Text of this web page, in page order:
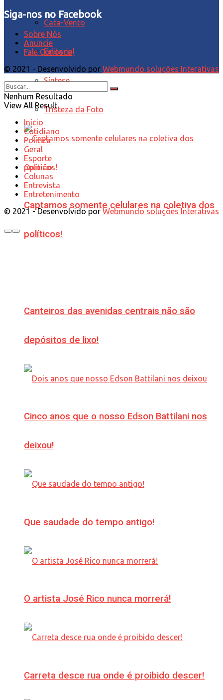
Cata-Vento
Editorial
Síntese
Tristeza da Foto
Captamos somente celulares na coletiva dos
políticos!
Canteiros das avenidas centrais não são
depósitos de lixo!
Cinco anos que o nosso Edson Battilani nos
deixou!
Que saudade do tempo antigo!
O artista José Rico nunca morrerá!
Carreta desce rua onde é proibido descer!
Siga-nos no Facebook
Sobre Nós
Anuncie
Fale Conosco
© 2021 - Desenvolvido por Webmundo soluções Interativas
Nenhum Resultado
View All Result
Início
Cotidiano
Política
Geral
Esporte
Opinião
Colunas
Entrevista
Entretenimento
© 2021 - Desenvolvido porWebmundo soluções Interativas